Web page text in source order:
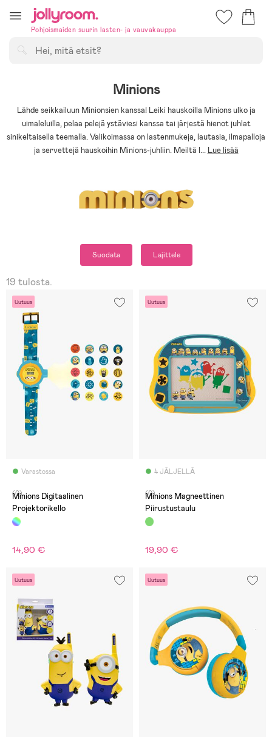
till
innehålletPohjoismaiden suurin lasten- ja vauvakauppa
Minions
Lähde seikkailuun Minionsien kanssa! Leiki hauskoilla Minions ulko ja
uimaleluilla, pelaa pelejä ystäviesi kanssa tai järjestä hienot juhlat
sinikeltaisella teemalla. Valikoimassa on lastenmukeja, lautasia, ilmapalloja
ja servettejä hauskoihin Minions-juhliin. Meiltä l... Lue lisää
Suodata Lajittele
19 tulosta.
Uutuus
Varastossa
(0)
Minions Digitaalinen
Projektorikello
14,90 €
Uutuus
4 JÄLJELLÄ
(0)
Minions Magneettinen
Piirustustaulu
19,90 €
Uutuus Uutuus